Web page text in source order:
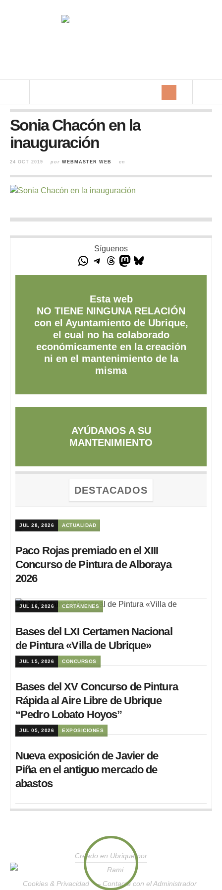
Sonia Chacón en la
inauguración
24 OCT 2019 por WEBMASTER WEB en
Síguenos
Esta web
NO TIENE NINGUNA RELACIÓN
con el Ayuntamiento de Ubrique,
el cual no ha colaborado
económicamente en la creación
ni en el mantenimiento de la
misma
AYÚDANOS A SU
MANTENIMIENTO
DESTACADOS
JUL 28, 2026 ACTUALIDAD
Paco Rojas premiado en el XIII
Concurso de Pintura de Alboraya
2026
JUL 16, 2026 CERTÁMENES
Bases del LXI Certamen Nacional
de Pintura «Villa de Ubrique»
JUL 15, 2026 CONCURSOS
Bases del XV Concurso de Pintura
Rápida al Aire Libre de Ubrique
“Pedro Lobato Hoyos”
JUL 05, 2026 EXPOSICIONES
Nueva exposición de Javier de
Piña en el antiguo mercado de
abastos
Creado en Ubrique por
Cookies & Privacidad — Contacte con el Administrador